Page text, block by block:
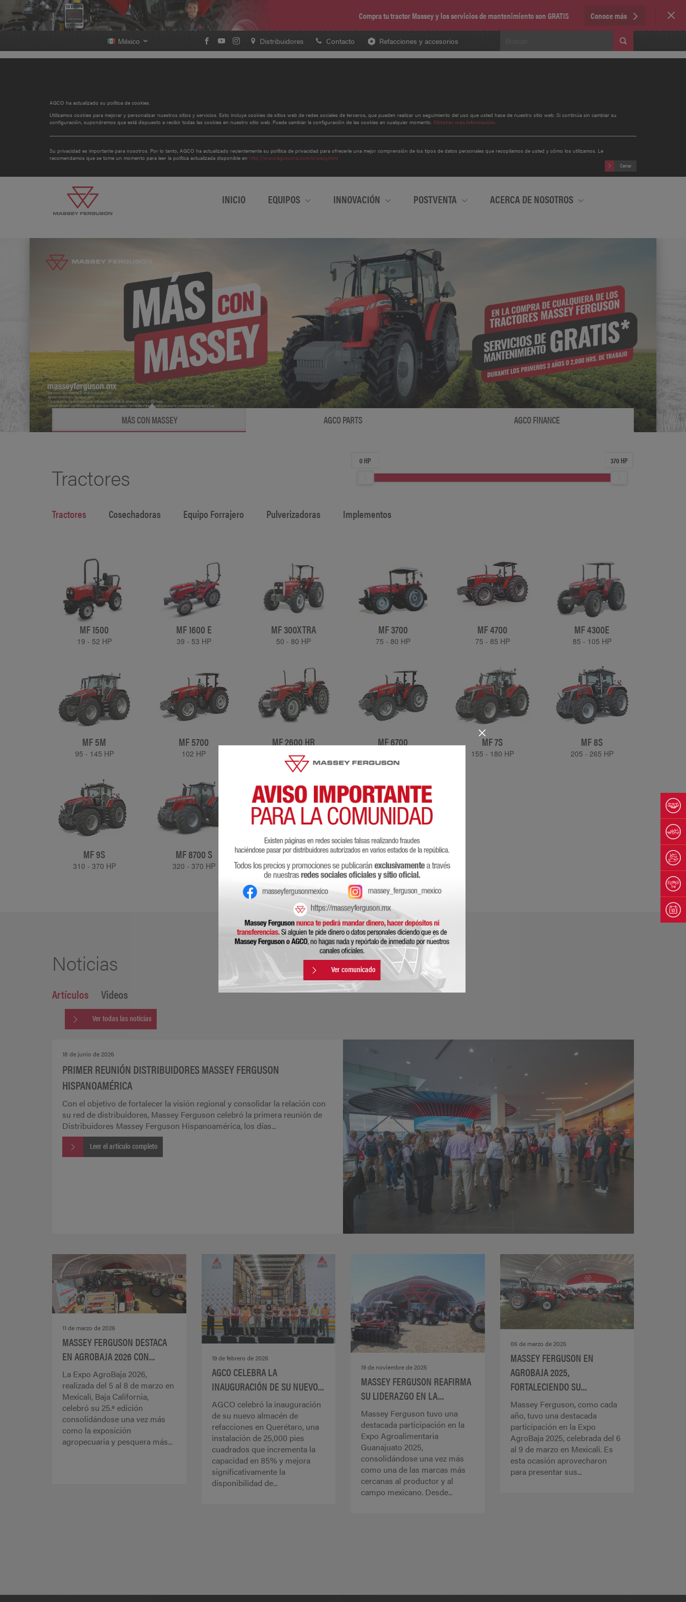
Compra tu tractor Massey y los servicios de mantenimiento son GRATIS Conoce más
México Distribuidores Contacto Refacciones y accesorios
AGCO ha actualizado su política de cookies.
Utilizamos cookies para mejorar y personalizar nuestros sitios y servicios. Esto incluye cookies de sitios web de redes sociales de terceros, que pueden realizar un seguimiento del uso que usted hace de nuestro sitio web. Si continúa sin cambiar su
configuración, supondremos que está dispuesto a recibir todas las cookies en nuestro sitio web. Puede cambiar la configuración de las cookies en cualquier momento. Obtener más información
Su privacidad es importante para nosotros. Por lo tanto, AGCO ha actualizado recientemente su política de privacidad para ofrecerle una mejor comprensión de los tipos de datos personales que recopilamos de usted y cómo los utilizamos. Le
recomendamos que se tome un momento para leer la política actualizada disponible en http://www.agcocorp.com/privacy.html
Cerrar
INICIO EQUIPOS INNOVACIÓN POSTVENTA ACERCA DE NOSOTROS
Ver comunicado
Más información
MÁS CON MASSEY AGCO PARTS AGCO FINANCE
Tractores
0 HP 370 HP
Tractores Cosechadoras Equipo Forrajero Pulverizadoras Implementos
MF 1500
19 - 52 HP
MF 1600 E
39 - 53 HP
MF 300XTRA
50 - 80 HP
MF 3700
75 - 80 HP
MF 4700
75 - 85 HP
MF 4300E
85 - 105 HP
MF 5M
95 - 145 HP
MF 5700
102 HP
MF 2600 HR
110 - 130 HP
MF 6700 MF 7S
155 - 180 HP
MF 8S
205 - 265 HP
MF 9S
310 - 370 HP
MF 8700 S
320 - 370 HP
Noticias
Artículos Videos
Ver todas las noticias
18 de junio de 2026
PRIMER REUNIÓN DISTRIBUIDORES MASSEY FERGUSON
HISPANOAMÉRICA
Con el objetivo de fortalecer la visión regional y consolidar la relación con
su red de distribuidores, Massey Ferguson celebró la primera reunión de
Distribuidores Massey Ferguson Hispanoamérica, los días...
Leer el artículo completo
11 de marzo de 2026
MASSEY FERGUSON DESTACA
EN AGROBAJA 2026 CON...
La Expo AgroBaja 2026,
realizada del 5 al 8 de marzo en
Mexicali, Baja California,
celebró su 25.ª edición
consolidándose una vez más
como la exposición
agropecuaria y pesquera más...
19 de febrero de 2026
AGCO CELEBRA LA
INAUGURACIÓN DE SU NUEVO...
AGCO celebró la inauguración
de su nuevo almacén de
refacciones en Querétaro, una
instalación de 25,000 pies
cuadrados que incrementa la
capacidad en 85% y mejora
significativamente la
disponibilidad de...
19 de noviembre de 2025
MASSEY FERGUSON REAFIRMA
SU LIDERAZGO EN LA...
Massey Ferguson tuvo una
destacada participación en la
Expo Agroalimentaria
Guanajuato 2025,
consolidándose una vez más
como una de las marcas más
cercanas al productor y al
campo mexicano. Desde...
06 de marzo de 2025
MASSEY FERGUSON EN
AGROBAJA 2025,
FORTALECIENDO SU...
Massey Ferguson, como cada
año, tuvo una destacada
participación en la Expo
AgroBaja 2025, celebrada del 6
al 9 de marzo en Mexicali. Es
esta ocasión aprovecharon
para presentar sus...